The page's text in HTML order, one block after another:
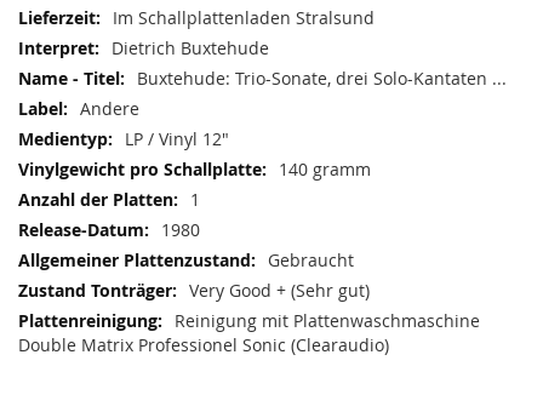
Im Schallplattenladen Stralsund
Dietrich Buxtehude
Buxtehude: Trio-Sonate, drei Solo-Kantaten ...
Andere
LP / Vinyl 12"
140 gramm
1
1980
Gebraucht
Very Good + (Sehr gut)
Reinigung mit Plattenwaschmaschine
Double Matrix Professionel Sonic (Clearaudio)